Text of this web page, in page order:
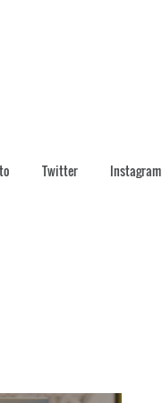
Twitter Instagram